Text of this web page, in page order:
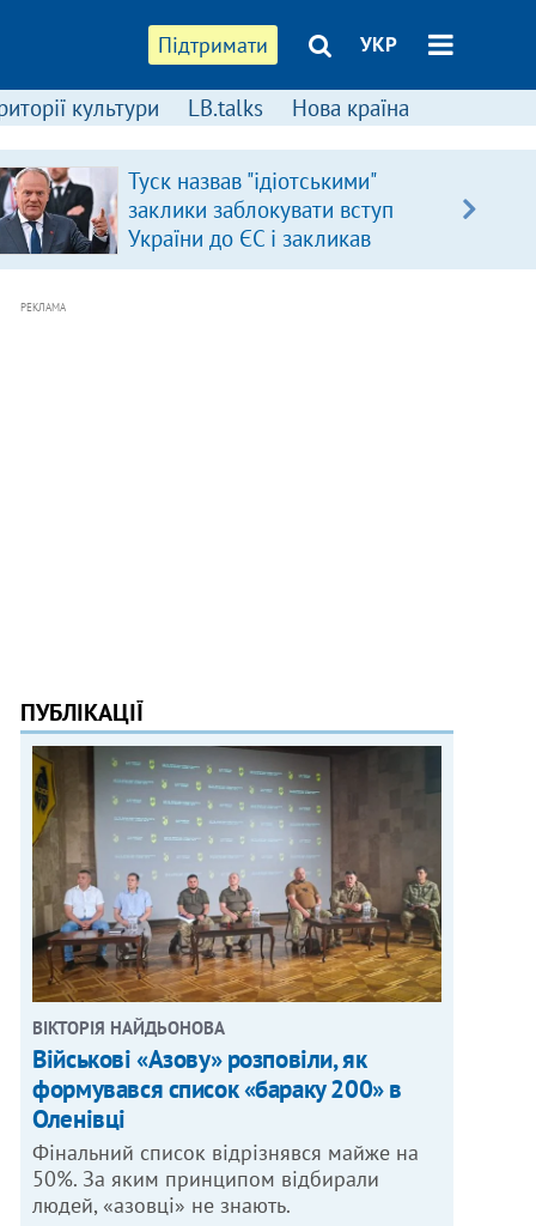
Підтримати УКР
культури LB.talks Нова країна
Туск назвав "ідіотськими"
заклики заблокувати вступ
України до ЄС і закликав
припинити антиукраїнську
РЕКЛАМА
ПУБЛІКАЦІЇ
ВІКТОРІЯ НАЙДЬОНОВА
Військові «Азову» розповіли, як
формувався список «бараку 200» в
Оленівці
Фінальний список відрізнявся майже на
50%. За яким принципом відбирали
людей, «азовці» не знають.